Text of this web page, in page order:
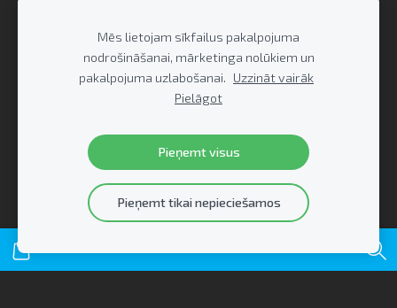
Mēs lietojam sīkfailus pakalpojuma
nodrošināšanai, mārketinga nolūkiem un
pakalpojuma uzlabošanai. Uzzināt vairāk
Pielāgot
Pieņemt visus
Pieņemt tikai nepieciešamos